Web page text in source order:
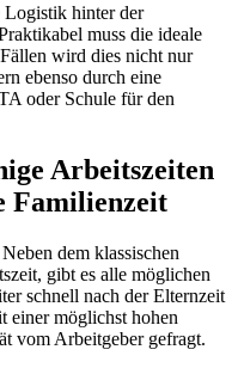
Logistik hinter der
muss die ideale
wird dies nicht nur
ebenso durch eine
oder Schule für den
Arbeitszeiten
Familienzeit
dem klassischen
gibt es alle möglichen
schnell nach der Elternzeit
einer möglichst hohen
vom Arbeitgeber gefragt.